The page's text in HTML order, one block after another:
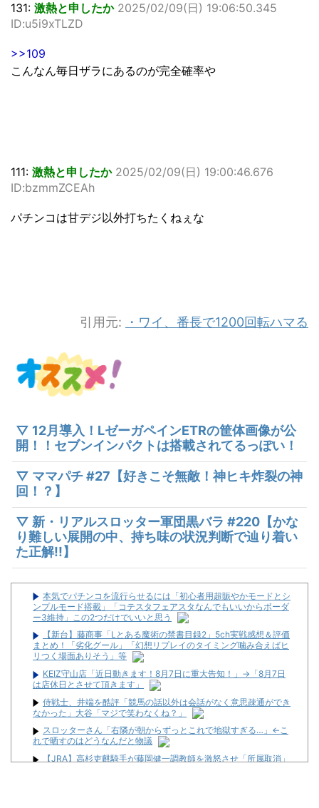
131: 激熱と申したか 2025/02/09(日) 19:06:50.345
ID:u5i9xTLZD
>>109
こんなん毎日ザラにあるのが完全確率や
111: 激熱と申したか 2025/02/09(日) 19:00:46.676
ID:bzmmZCEAh
パチンコは甘デジ以外打ちたくねぇな
引用元: ・ワイ、番長で1200回転ハマる
▽ 12月導入！LゼーガペインETRの筐体画像が公
開！！セブンインパクトは搭載されてるっぽい！
▽ ママパチ #27【好きこそ無敵！神ヒキ炸裂の神
回！？】
▽ 新・リアルスロッター軍団黒バラ #220【かな
り難しい展開の中、持ち味の状況判断で辿り着い
た正解!!】
本気でパチンコを流行らせるには「初心者用超賑やかモードとシ
ンプルモード搭載」「コテスタフェアスタなんでもいいからボーダ
ー3維持」この2つだけでいいと思う
【新台】藤商事「Lとある魔術の禁書目録2」5ch実戦感想＆評価
まとめ！「劣化グール」「幻想リプレイのタイミング噛み合えばヒ
リつく場面ありそう」等
KEIZ守山店「近日動きます！8月7日に重大告知！」→「8月7日
は店休日とさせて頂きます」
侍戦士、井端を酷評「競馬の話以外は会話がなく意思疎通ができ
なかった」大谷「マジで笑わなくね？」
スロッターさん「右隣が朝からずっとこれで地獄すぎる…」←こ
れで晒すのはどうなんだと物議
【JRA】高杉吏麒騎手が藤岡健一調教師を激怒させ「所属取消」